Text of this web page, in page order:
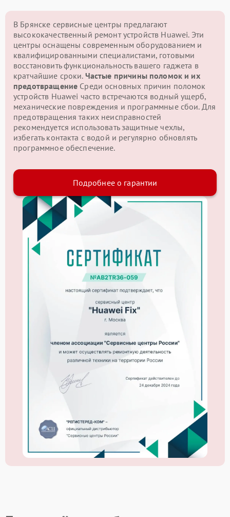
В Брянске сервисные центры предлагают
высококачественный ремонт устройств Huawei. Эти
центры оснащены современным оборудованием и
квалифицированными специалистами, готовыми
восстановить функциональность вашего гаджета в
кратчайшие сроки. Частые причины поломок и их
предотвращение Среди основных причин поломок
устройств Huawei часто встречаются водный ущерб,
механические повреждения и программные сбои. Для
предотвращения таких неисправностей
рекомендуется использовать защитные чехлы,
избегать контакта с водой и регулярно обновлять
программное обеспечение.
Подробнее о гарантии